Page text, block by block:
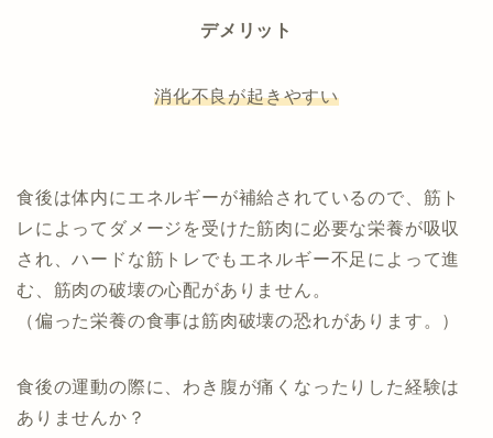
デメリット
消化不良が起きやすい
食後は体内にエネルギーが補給されているので、筋ト
レによってダメージを受けた筋肉に必要な栄養が吸収
され、ハードな筋トレでもエネルギー不足によって進
む、筋肉の破壊の心配がありません。
（偏った栄養の食事は筋肉破壊の恐れがあります。）
食後の運動の際に、わき腹が痛くなったりした経験は
ありませんか？